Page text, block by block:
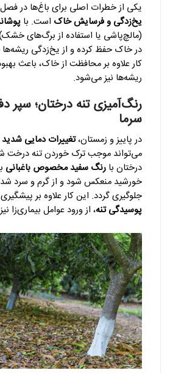
یکی از خطرات اصلی برای باغ‌ها در فصل
یخ‌زدگی و فرسایش خاک است. با
(مالچ‌پاشی یا استفاده از برگ‌های
در خاک حفظ کرده و از یخ‌زدگی ریشه‌ها
کار علاوه بر محافظت از خاک، باعث
ریشه‌ها نیز می‌شود.
رنگ‌آمیزی تنه درختان؛ سپر
سرما
در پاییز و زمستان،تغییرات دمایی
می‌تواند موجب ترک خوردن تنه درخت
درختان با رنگ سفید مخصوص باغبانی
خورشید منعکس شود و از گرم و سرد
جلوگیری گردد. این کار علاوه بر
پوسیدگی تنه، از ورود عوامل بیماری‌زا